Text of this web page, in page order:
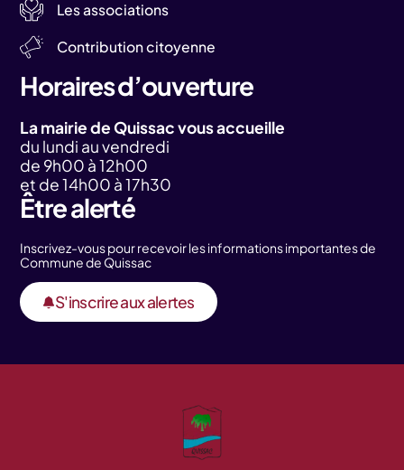
Les associations
Contribution citoyenne
Horaires d’ouverture
La mairie de Quissac vous accueille
du lundi au vendredi
de 9h00 à 12h00
et de 14h00 à 17h30
Être alerté
Inscrivez-vous pour recevoir les informations importantes de
Commune de Quissac
S'inscrire aux alertes